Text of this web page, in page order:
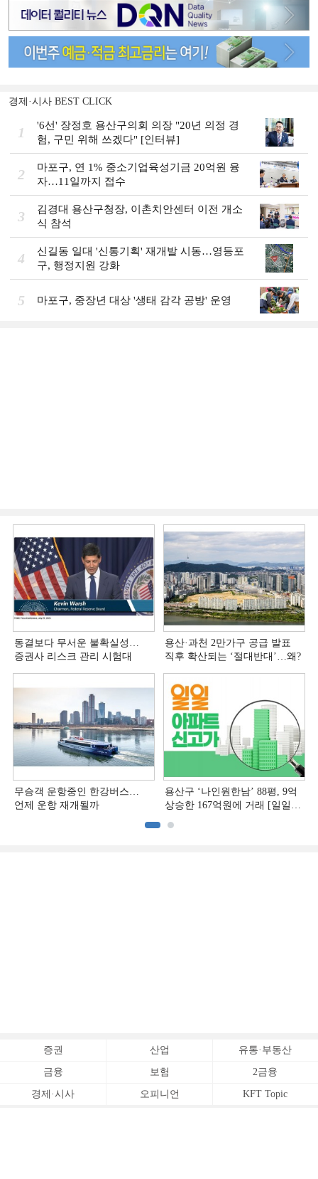
경제·시사 BEST CLICK
1
'6선' 장정호 용산구의회 의장 "20년 의정 경
험, 구민 위해 쓰겠다" [인터뷰]
2
마포구, 연 1% 중소기업육성기금 20억원 융
자…11일까지 접수
3
김경대 용산구청장, 이촌치안센터 이전 개소
식 참석
4
신길동 일대 '신통기획' 재개발 시동…영등포
구, 행정지원 강화
5 마포구, 중장년 대상 '생태 감각 공방' 운영
동결보다 무서운 불확실성…
증권사 리스크 관리 시험대
용산·과천 2만가구 공급 발표
직후 확산되는 ‘절대반대’…왜?
무승객 운항중인 한강버스…
언제 운항 재개될까
용산구 ‘나인원한남’ 88평, 9억
상승한 167억원에 거래 [일일
증권 산업 유통·부동산
금융 보험 2금융
경제·시사 오피니언 KFT Topic